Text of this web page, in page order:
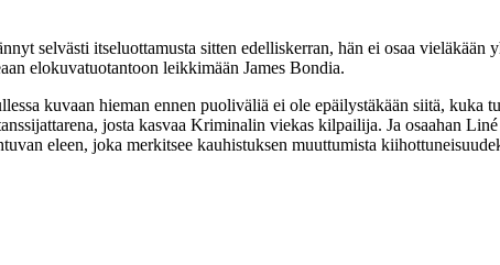
selvästi itseluottamusta sitten edelliskerran, hän ei osaa vieläkään
elokuvatuotantoon leikkimään James Bondia.
kuvaan hieman ennen puoliväliä ei ole epäilystäkään siitä, kuka
josta kasvaa Kriminalin viekas kilpailija. Ja osaahan
eleen, joka merkitsee kauhistuksen muuttumista